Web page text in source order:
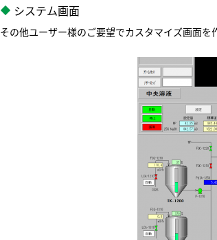
システム画面
その他ユーザー様のご要望でカスタマイズ画面を